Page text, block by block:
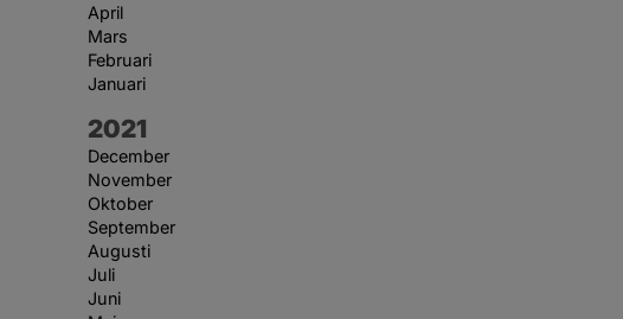
April
Mars
Februari
Januari
År:
2021
December
November
Oktober
September
Augusti
Juli
Juni